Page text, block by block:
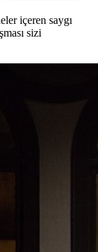
içeren saygı
sizi